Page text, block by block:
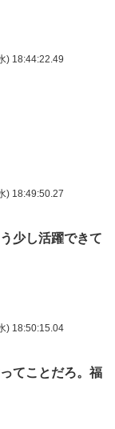
) 18:44:22.49
) 18:49:50.27
少し活躍できて
) 18:50:15.04
てことだろ。福